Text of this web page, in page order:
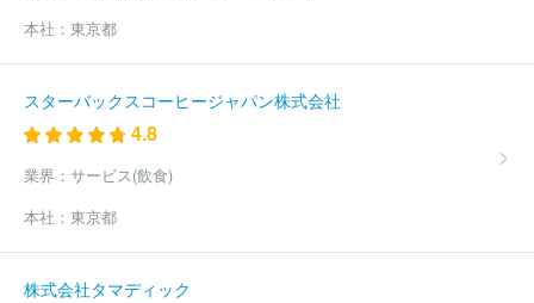
アルファクラブ静岡株式会社
アトラクティブ
株式会社メモリード東京
株式会社サンリード
同サービス株式会社
平安セレモニー株式会社
祭
株式会社ジェイエイライフ・千葉
株式会社ＪＡライフ
クリエイト福島
株式会社あいネットサービス
株式会社リーベリア
株式会社ケーエスエンタープライズ
長浜セレモニー株式会社
株
式会社ドリーマー
有限会社隣保堂
本社： 東京都
スターバックスコーヒージャパン株式会社
4.8
業界： サービス(飲食)
本社： 東京都
株式会社タマディック